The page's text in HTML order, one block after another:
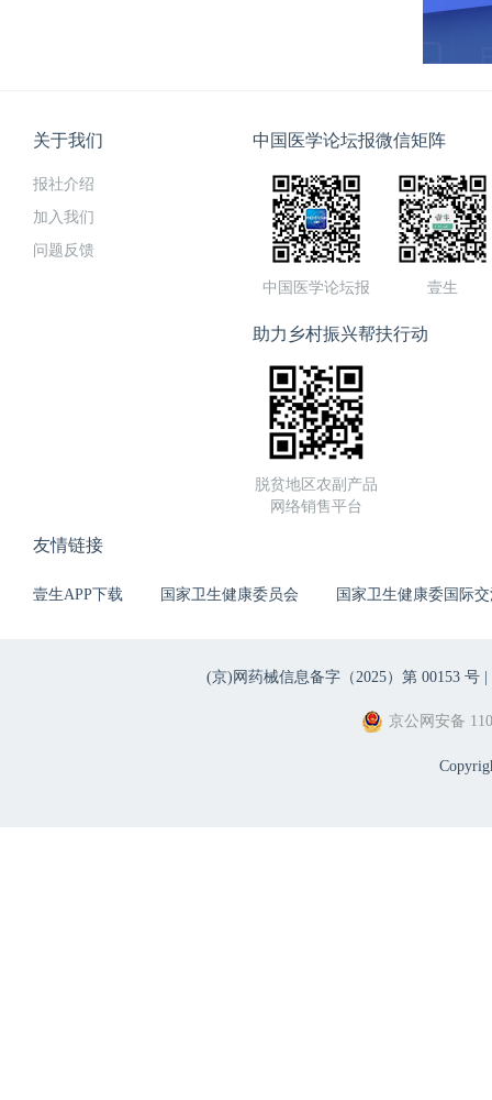
关于我们
报社介绍
加入我们
问题反馈
中国医学论坛报微信矩阵
中国医学论坛报 壹生
助力乡村振兴帮扶行动
脱贫地区农副产品
网络销售平台
友情链接
壹生APP下载 国家卫生健康委员会 国家卫生健康委国际
(京)网药械信息备字（2025）第 00153 号 |
京公网安备